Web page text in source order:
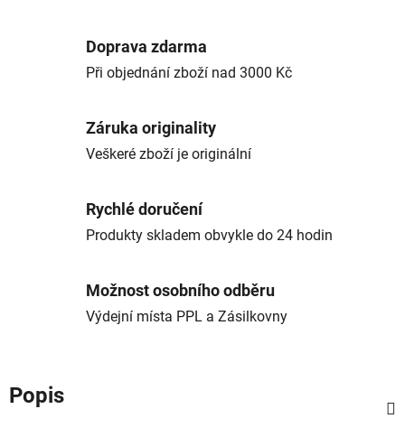
Doprava zdarma
Při objednání zboží nad 3000 Kč
Záruka originality
Veškeré zboží je originální
Rychlé doručení
Produkty skladem obvykle do 24 hodin
Možnost osobního odběru
Výdejní místa PPL a Zásilkovny
Popis